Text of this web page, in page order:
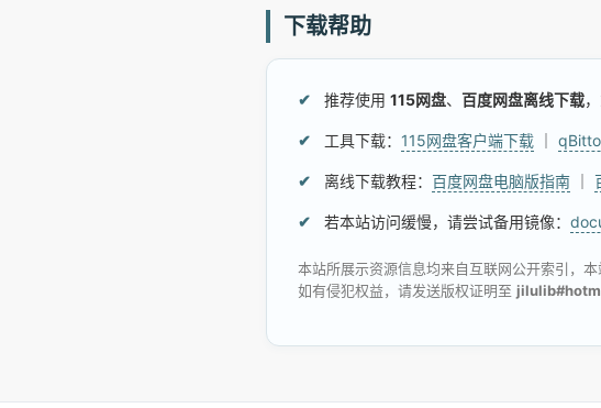
下载帮助
推荐使用 115网盘、 百度网盘离线下载
工具下载： 115网盘客户端下载
离线下载教程： 百度网盘电脑版指南
若本站访问缓慢，请尝试备用镜像：
本站所展示资源信息均来自互联网公开索引，本
如有侵犯权益，请发送版权证明至